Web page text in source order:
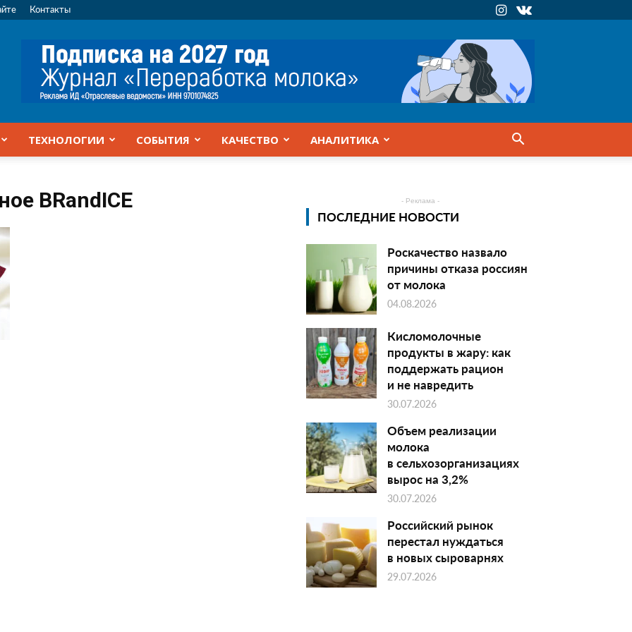
Контакты
ТЕХНОЛОГИИ СОБЫТИЯ КАЧЕСТВО АНАЛИТИКА
BRandICE - Реклама -
ПОСЛЕДНИЕ НОВОСТИ
Роскачество назвало
причины отказа россиян
от молока
04.08.2026
Кисломолочные
продукты в жару: как
поддержать рацион
и не навредить
30.07.2026
Объем реализации
молока
в сельхозорганизациях
вырос на 3,2%
30.07.2026
Российский рынок
перестал нуждаться
в новых сыроварнях
29.07.2026